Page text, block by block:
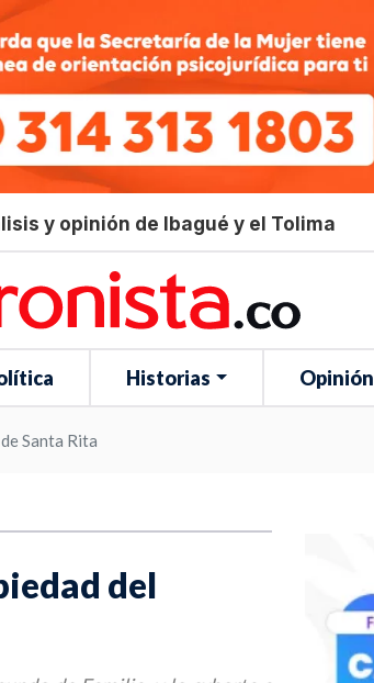
y opinión de Ibagué y el Tolima
Historias Opinión
Santa Rita
del